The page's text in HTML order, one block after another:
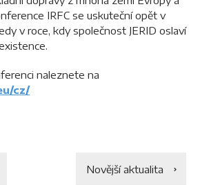
IRFC se uskuteční opět v
v roce, kdy společnost JERID oslaví
naleznete na
cz/
Novější aktualita